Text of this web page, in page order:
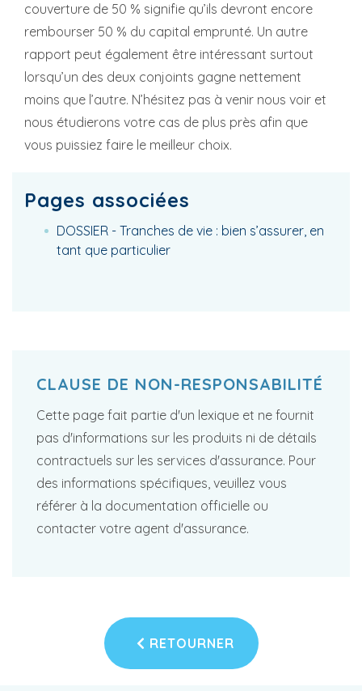
couverture de 50 % signifie qu’ils devront encore
rembourser 50 % du capital emprunté. Un autre
rapport peut également être intéressant surtout
lorsqu’un des deux conjoints gagne nettement
moins que l’autre. N’hésitez pas à venir nous voir et
nous étudierons votre cas de plus près afin que
vous puissiez faire le meilleur choix.
Pages associées
DOSSIER - Tranches de vie : bien s’assurer, en
tant que particulier
CLAUSE DE NON-RESPONSABILITÉ
Cette page fait partie d'un lexique et ne fournit
pas d'informations sur les produits ni de détails
contractuels sur les services d'assurance. Pour
des informations spécifiques, veuillez vous
référer à la documentation officielle ou
contacter votre agent d'assurance.
RETOURNER